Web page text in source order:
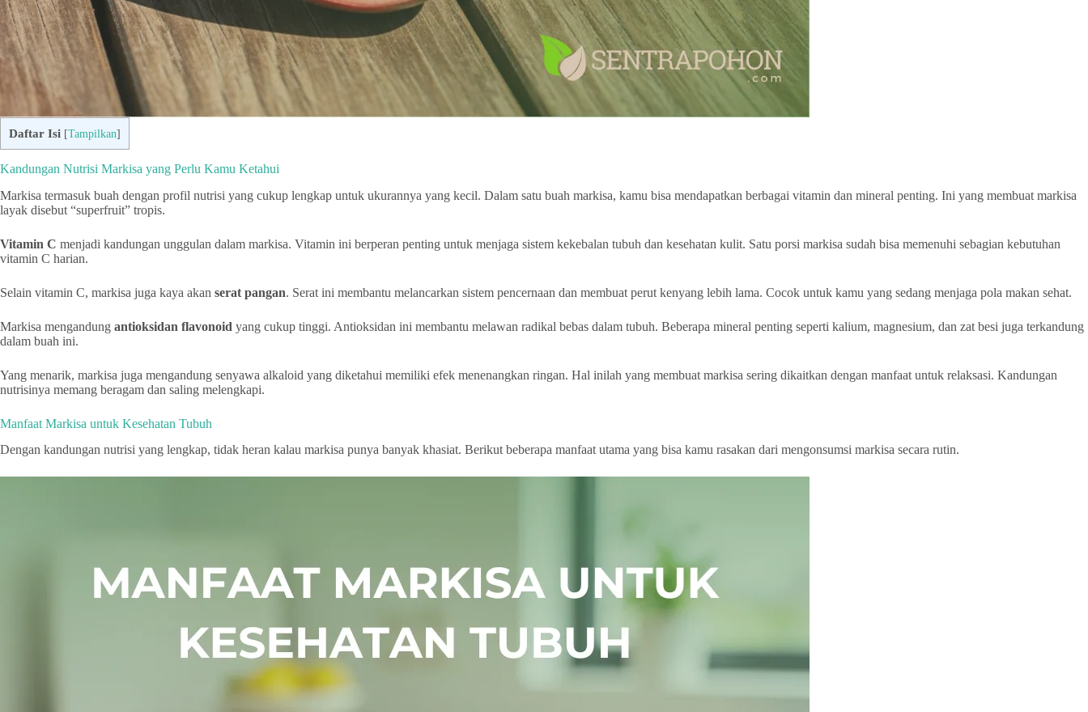
Daftar Isi [Tampilkan]
Kandungan Nutrisi Markisa yang Perlu Kamu Ketahui
Markisa termasuk buah dengan profil nutrisi yang cukup lengkap untuk ukurannya yang kecil. Dalam satu buah markisa, kamu bisa mendapatkan berbagai vitamin dan mineral penting. Ini yang membuat markisa
layak disebut “superfruit” tropis.
Vitamin C menjadi kandungan unggulan dalam markisa. Vitamin ini berperan penting untuk menjaga sistem kekebalan tubuh dan kesehatan kulit. Satu porsi markisa sudah bisa memenuhi sebagian kebutuhan
vitamin C harian.
Selain vitamin C, markisa juga kaya akan serat pangan. Serat ini membantu melancarkan sistem pencernaan dan membuat perut kenyang lebih lama. Cocok untuk kamu yang sedang menjaga pola makan sehat.
Markisa mengandung antioksidan flavonoid yang cukup tinggi. Antioksidan ini membantu melawan radikal bebas dalam tubuh. Beberapa mineral penting seperti kalium, magnesium, dan zat besi juga terkandung
dalam buah ini.
Yang menarik, markisa juga mengandung senyawa alkaloid yang diketahui memiliki efek menenangkan ringan. Hal inilah yang membuat markisa sering dikaitkan dengan manfaat untuk relaksasi. Kandungan
nutrisinya memang beragam dan saling melengkapi.
Manfaat Markisa untuk Kesehatan Tubuh
Dengan kandungan nutrisi yang lengkap, tidak heran kalau markisa punya banyak khasiat. Berikut beberapa manfaat utama yang bisa kamu rasakan dari mengonsumsi markisa secara rutin.